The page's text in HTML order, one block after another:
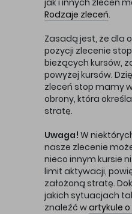
Rodzaje zleceń.
Zasadą jest, że dla
pozycji zlecenie
bieżących kursów,
powyżej kursów.
zleceń stop mamy
obrony, która
stratę.
Uwaga! W
nasze zlecenie
nieco innym kursie
limit aktywacji,
założoną stratę.
jakich sytuacjach
znaleźć wartykule